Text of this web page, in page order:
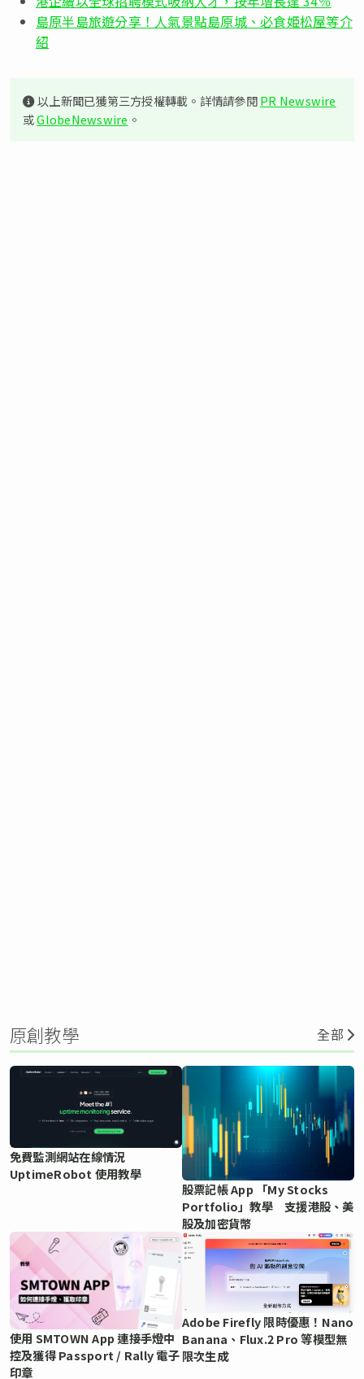
島原半島旅遊分享！人氣景點島原城、必食姫松屋等介
紹
以上新聞已獲第三方授權轉載。詳情請參閱PR Newswire
或GlobeNewswire 。
原創教學 全部
免費監測網站在線情況
UptimeRobot 使用教學
股票記帳 App 「My Stocks
Portfolio」教學 支援港股、美
股及加密貨幣
使用 SMTOWN App 連接手燈中
控及獲得 Passport / Rally 電子
印章
Adobe Firefly 限時優惠！Nano
Banana、Flux.2 Pro 等模型無
限次生成